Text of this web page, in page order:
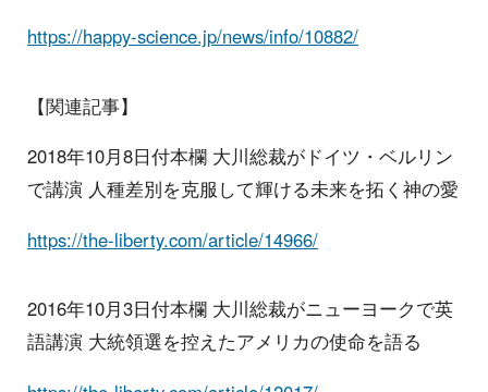
https://happy-science.jp/news/info/10882/
【関連記事】
2018年10月8日付本欄 大川総裁がドイツ・ベルリン
で講演 人種差別を克服して輝ける未来を拓く神の愛
https://the-liberty.com/article/14966/
2016年10月3日付本欄 大川総裁がニューヨークで英
語講演 大統領選を控えたアメリカの使命を語る